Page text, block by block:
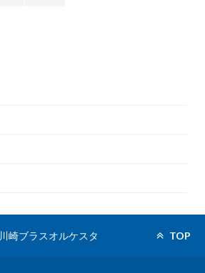
川崎ブラスオルケスタ TOP